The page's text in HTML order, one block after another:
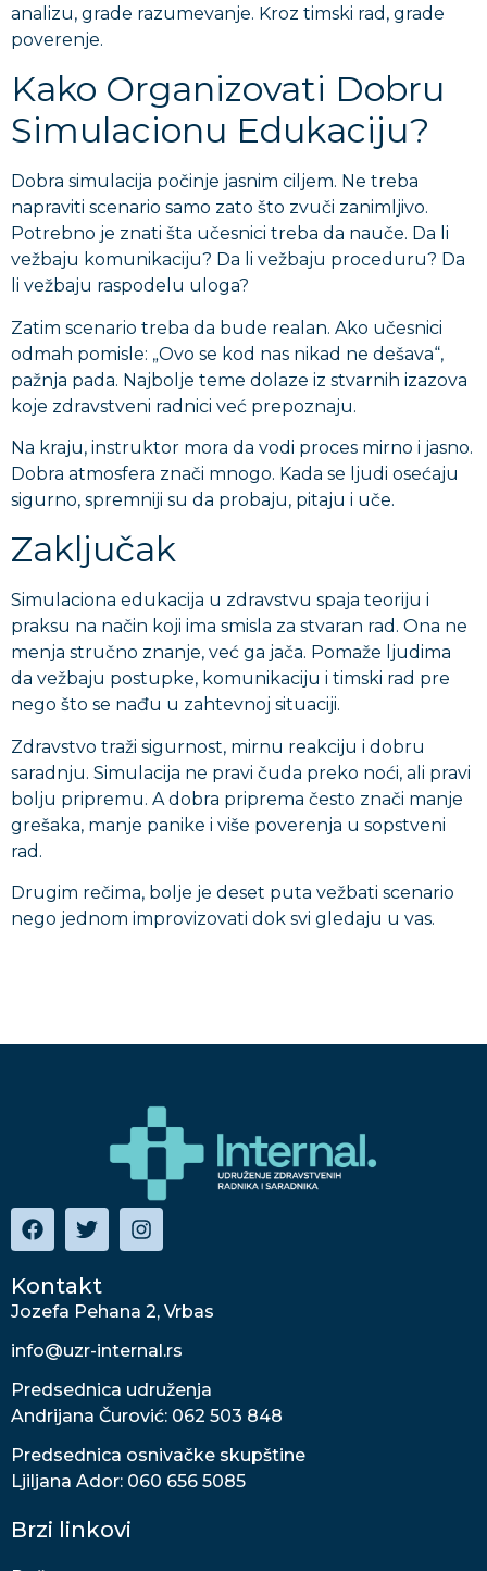
analizu, grade razumevanje. Kroz timski rad, grade
poverenje.
Kako Organizovati Dobru
Simulacionu Edukaciju?
Dobra simulacija počinje jasnim ciljem. Ne treba
napraviti scenario samo zato što zvuči zanimljivo.
Potrebno je znati šta učesnici treba da nauče. Da li
vežbaju komunikaciju? Da li vežbaju proceduru? Da
li vežbaju raspodelu uloga?
Zatim scenario treba da bude realan. Ako učesnici
odmah pomisle: „Ovo se kod nas nikad ne dešava“,
pažnja pada. Najbolje teme dolaze iz stvarnih izazova
koje zdravstveni radnici već prepoznaju.
Na kraju, instruktor mora da vodi proces mirno i jasno.
Dobra atmosfera znači mnogo. Kada se ljudi osećaju
sigurno, spremniji su da probaju, pitaju i uče.
Zaključak
Simulaciona edukacija u zdravstvu spaja teoriju i
praksu na način koji ima smisla za stvaran rad. Ona ne
menja stručno znanje, već ga jača. Pomaže ljudima
da vežbaju postupke, komunikaciju i timski rad pre
nego što se nađu u zahtevnoj situaciji.
Zdravstvo traži sigurnost, mirnu reakciju i dobru
saradnju. Simulacija ne pravi čuda preko noći, ali pravi
bolju pripremu. A dobra priprema često znači manje
grešaka, manje panike i više poverenja u sopstveni
rad.
Drugim rečima, bolje je deset puta vežbati scenario
nego jednom improvizovati dok svi gledaju u vas.
Kontakt
Jozefa Pehana 2, Vrbas
info@uzr-internal.rs
Predsednica udruženja
Andrijana Čurović: 062 503 848
Predsednica osnivačke skupštine
Ljiljana Ador: 060 656 5085
Brzi linkovi